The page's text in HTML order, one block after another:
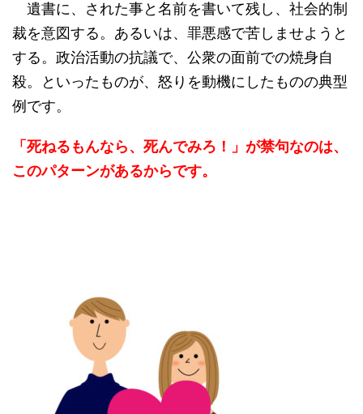
遺書に、された事と名前を書いて残し、社会的制
裁を意図する。あるいは、罪悪感で苦しませようと
する。政治活動の抗議で、公衆の面前での焼身自
殺。といったものが、怒りを動機にしたものの典型
例です。
「死ねるもんなら、死んでみろ！」が禁句なのは、
このパターンがあるからです。